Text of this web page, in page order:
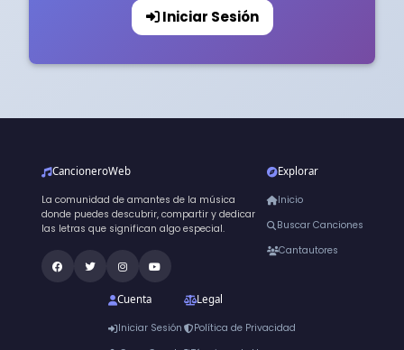
Iniciar Sesión
CancioneroWeb
La comunidad de amantes de la música
donde puedes descubrir, compartir y dedicar
las letras que significan algo especial.
Explorar
Inicio
Buscar Canciones
Cantautores
Cuenta
Iniciar Sesión
Legal
Política de Privacidad